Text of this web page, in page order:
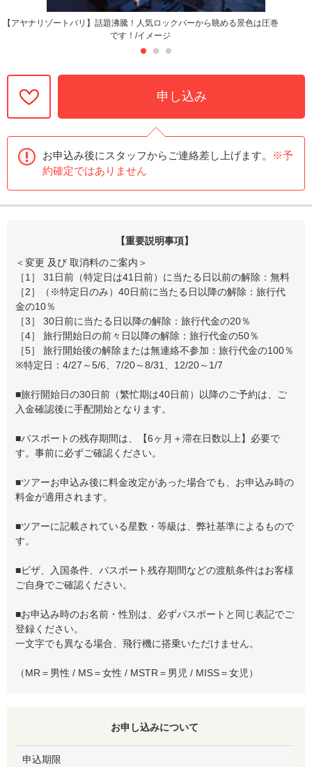
【アヤナリゾートバリ】話題沸騰！人気ロックバーから眺める景色は圧巻
です！/イメージ
申し込み
お申込み後にスタッフからご連絡差し上げます。
※予
約確定ではありません
【重要説明事項】
＜変更 及び 取消料のご案内＞
［1］ 31日前（特定日は41日前）に当たる日以前の解除：無料
［2］（※特定日のみ）40日前に当たる日以降の解除：旅行代
金の10％
［3］ 30日前に当たる日以降の解除：旅行代金の20％
［4］ 旅行開始日の前々日以降の解除：旅行代金の50％
［5］ 旅行開始後の解除または無連絡不参加：旅行代金の100％
※特定日：4/27～5/6、7/20～8/31、12/20～1/7
■旅行開始日の30日前（繁忙期は40日前）以降のご予約は、ご
入金確認後に手配開始となります。
■パスポートの残存期間は、【6ヶ月＋滞在日数以上】必要で
す。事前に必ずご確認ください。
■ツアーお申込み後に料金改定があった場合でも、お申込み時の
料金が適用されます。
■ツアーに記載されている星数・等級は、弊社基準によるもので
す。
■ビザ、入国条件、パスポート残存期間などの渡航条件はお客様
ご自身でご確認ください。
■お申込み時のお名前・性別は、必ずパスポートと同じ表記でご
登録ください。
一文字でも異なる場合、飛行機に搭乗いただけません。
（MR＝男性 / MS＝女性 / MSTR＝男児 / MISS＝女児）
お申し込みについて
申込期限